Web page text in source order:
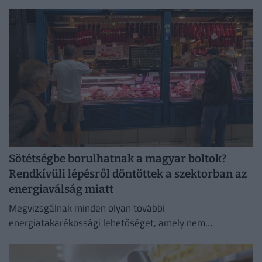
Sötétségbe borulhatnak a magyar boltok?
Rendkívüli lépésről döntöttek a szektorban az
energiaválság miatt
Megvizsgálnak minden olyan további
energiatakarékossági lehetőséget, amely nem
zökkenőmentes kiszolgálását.